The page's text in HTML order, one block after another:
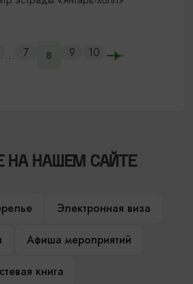
... 7 8 9 10
НА НАШЕМ САЙТЕ
Электронная виза
Афиша мероприятий
книга